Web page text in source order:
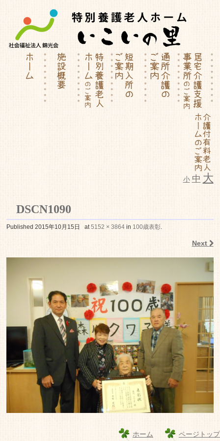
小 中 大
特別養護老人ホーム | 介護付有料
老人ホーム いこいの里
DSCN1090
Published2015年10月15日 at5152 × 3864 in 100歳表彰.
Next
ホーム ページトップ